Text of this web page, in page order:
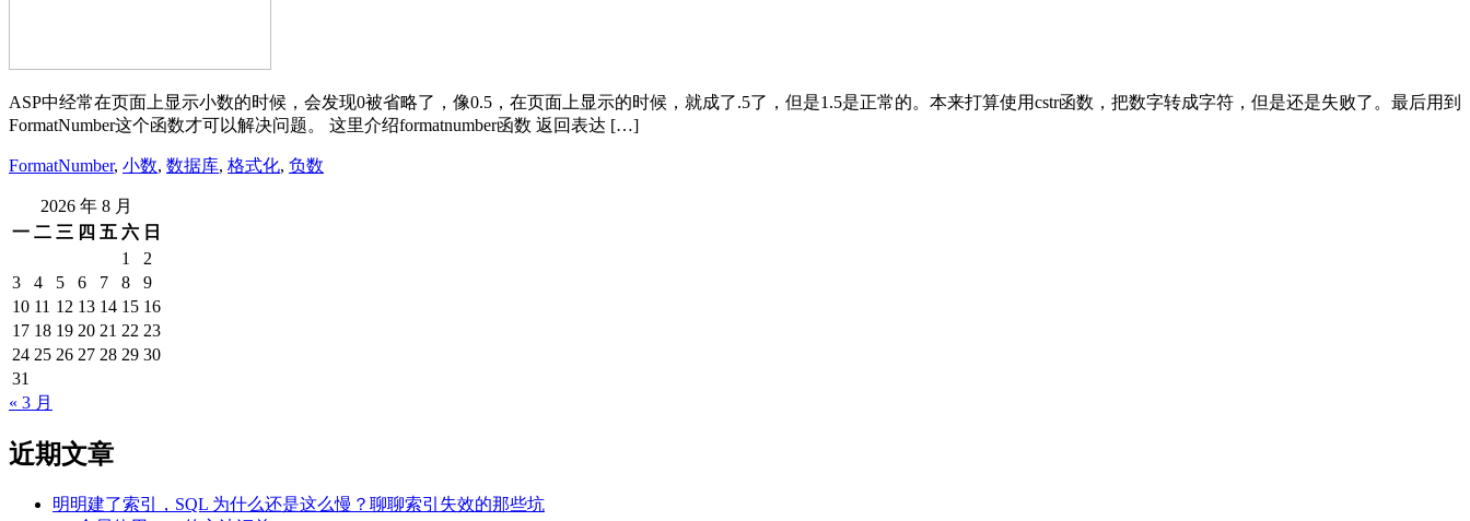
ASP中经常在页面上显示小数的时候，会发现0被省略了，像0.5，在页面上显示的时候，就成了.5了，但是1.5是正常的。本来打算使用cstr函数，把数字转成字符，但是还是失败了。最后用到
FormatNumber这个函数才可以解决问题。 这里介绍formatnumber函数 返回表达 […]
FormatNumber, 小数, 数据库, 格式化, 负数
2026 年 8 月
一 二 三 四 五 六 日
1
2
3
4 5 6 7 8
9
10 11 12 13 14 15 16
17 18 19 20 21 22 23
24 25 26 27 28 29 30
31
« 3 月
近期文章
明明建了索引，SQL 为什么还是这么慢？聊聊索引失效的那些坑